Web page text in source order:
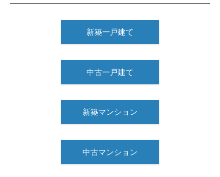
新築一戸建て
中古一戸建て
新築マンション
中古マンション